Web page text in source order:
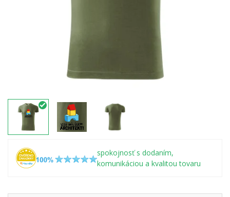
spokojnosť s dodaním,
komunikáciou a kvalitou tovaru